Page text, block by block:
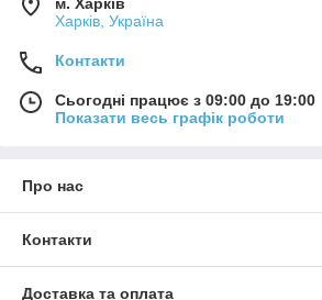
Харків, Україна
Контакти
Сьогодні працює з 09:00 до 19:00
Показати весь графік роботи
Про нас
Контакти
Доставка та оплата